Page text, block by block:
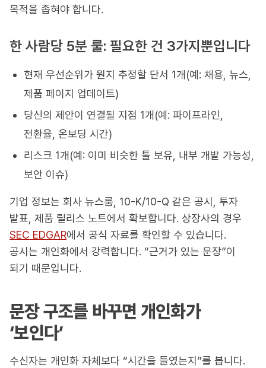
목적을 좁혀야 합니다.
한 사람당 5분 룰: 필요한 건 3가지뿐입니다
현재 우선순위가 뭔지 추정할 단서 1개(예: 채용, 뉴스,
제품 페이지 업데이트)
당신의 제안이 연결될 지점 1개(예: 파이프라인,
전환율, 온보딩 시간)
리스크 1개(예: 이미 비슷한 툴 보유, 내부 개발 가능성,
보안 이슈)
기업 정보는 회사 뉴스룸, 10-K/10-Q 같은 공시, 투자
발표, 제품 릴리스 노트에서 확보합니다. 상장사의 경우
SEC EDGAR에서 공식 자료를 확인할 수 있습니다.
공시는 개인화에서 강력합니다. “근거가 있는 문장”이
되기 때문입니다.
문장 구조를 바꾸면 개인화가
‘보인다’
수신자는 개인화 자체보다 “시간을 들였는지”를 봅니다.